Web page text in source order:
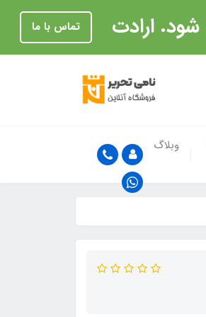
تماس با ما
وبلاگ